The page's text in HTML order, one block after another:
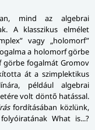
mind az algebrai
A klasszikus elmélet
vagy „holomorf”
a holomorf görbe
görbe fogalmát Gromov
át a szimplektikus
például algebrai
volt döntő hatással.
fordításában közlünk,
What is...?